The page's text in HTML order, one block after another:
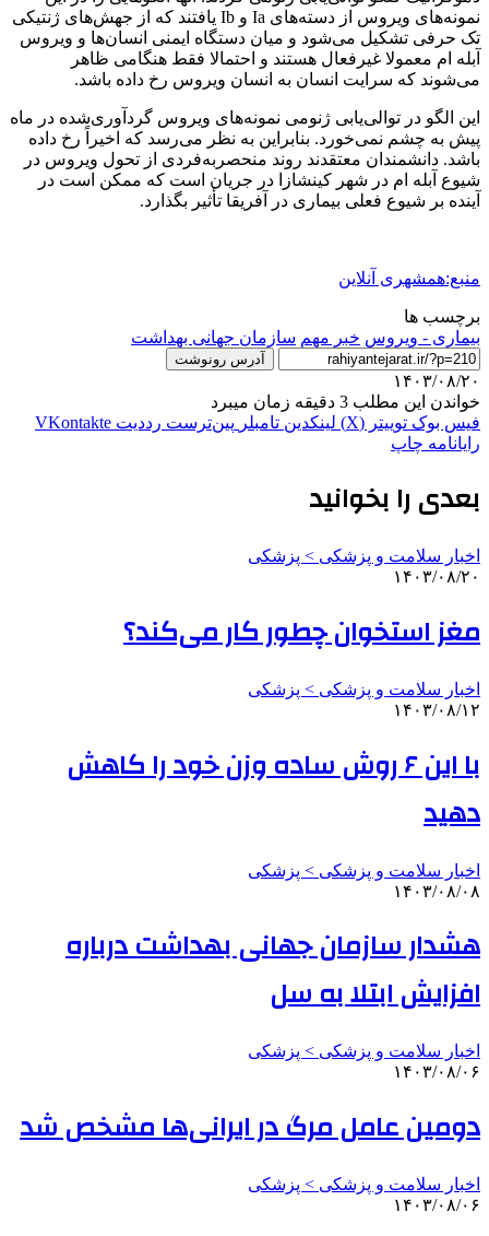
نمونه‌های ویروس از دسته‌های Ia و Ib یافتند که از جهش‌های ژنتیکی
تک‌ حرفی تشکیل می‌شود و میان دستگاه ایمنی انسان‌ها و ویروس
آبله‌ ام معمولا غیرفعال هستند و احتمالا فقط هنگامی ظاهر
می‌شوند که سرایت انسان به انسان ویروس رخ داده باشد.
این الگو در توالی‌یابی ژنومی نمونه‌های ویروس گردآوری‌شده در ماه
پیش به چشم نمی‌خورد. بنابراین به نظر می‌رسد که اخیراً رخ داده
باشد. دانشمندان معتقدند روند منحصربه‌فردی از تحول ویروس در
شیوع آبله ام در شهر کینشازا در جریان است که ممکن است در
آینده بر شیوع فعلی بیماری در آفریقا تأثیر بگذارد.
منبع:همشهری آنلاین
برچسب ها
بیماری - ویروس خبر مهم سازمان جهانی بهداشت
آدرس رونوشت
۱۴۰۳/۰۸/۲۰
خواندن این مطلب 3 دقیقه زمان میبرد
فیس بوک توییتر (X) لینکدین ‫تامبلر ‫پین‌ترست ‫رددیت ‫VKontakte
رایانامه چاپ
بعدی را بخوانید
اخبار سلامت و پزشکی > پزشکی
۱۴۰۳/۰۸/۲۰
مغز استخوان چطور کار می‌کند؟
اخبار سلامت و پزشکی > پزشکی
۱۴۰۳/۰۸/۱۲
با این ۶ روش ساده وزن خود را کاهش
دهید
اخبار سلامت و پزشکی > پزشکی
۱۴۰۳/۰۸/۰۸
هشدار سازمان جهانی بهداشت درباره
افزایش ابتلا به سل
اخبار سلامت و پزشکی > پزشکی
۱۴۰۳/۰۸/۰۶
دومین عامل مرگ در ایرانی‌ها مشخص شد
اخبار سلامت و پزشکی > پزشکی
۱۴۰۳/۰۸/۰۶